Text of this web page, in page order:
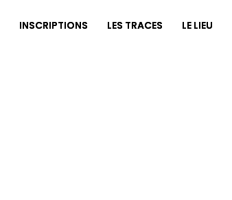
INSCRIPTIONS LES TRACES LE LIEU